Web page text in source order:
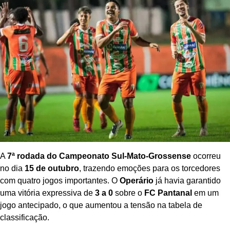
A7ª rodada do Campeonato Sul-Mato-Grossense ocorreu
no dia 15 de outubro, trazendo emoções para os torcedores
com quatro jogos importantes. O Operário já havia garantido
uma vitória expressiva de 3 a 0 sobre o FC Pantanal em um
jogo antecipado, o que aumentou a tensão na tabela de
classificação.